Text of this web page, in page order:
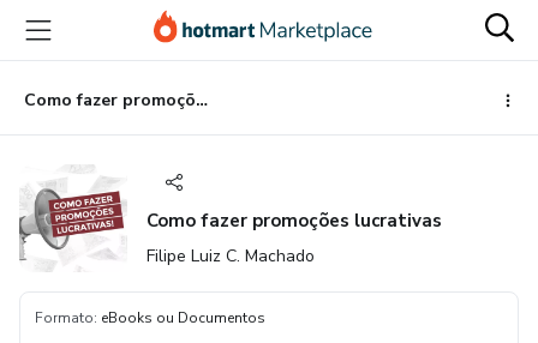
para
conteúdo
principal
para
pagamento
para
rodapé
Como fazer promoções lucrativas
Como fazer promoções lucrativas
Filipe Luiz C. Machado
Formato: eBooks ou Documentos